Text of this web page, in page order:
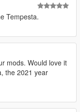
Tempesta.
mods. Would love it
the 2021 year